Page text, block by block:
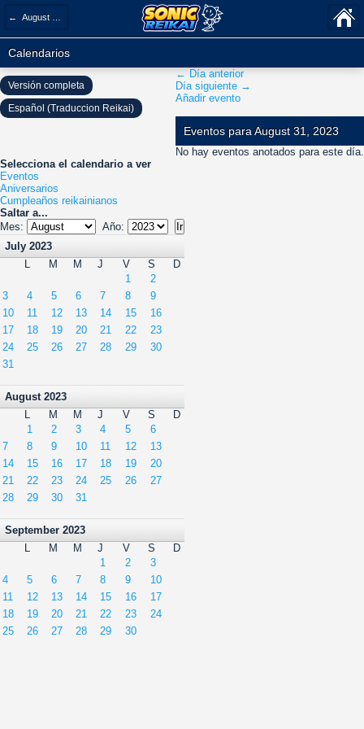
← August 2023
Calendarios
← Día anterior
Día siguiente →
Añadir evento
Eventos para August 31, 2023
No hay eventos anotados para este día.
Selecciona el calendario a ver
Eventos
Aniversarios
Cumpleaños reikainianos
Saltar a...
Mes:
Año:
July 2023
L
M M J V S
D
1
2
3
4 5 6 7 8
9
10
11 12 13 14 15
16
17
18 19 20 21 22
23
24
25 26 27 28 29
30
31
August 2023
L
M M J V S
D
1
2 3 4 5
6
7
8 9 10 11 12
13
14
15 16 17 18 19
20
21
22 23 24 25 26
27
28
29 30 31
September 2023
L
M M J V S
D
1
2
3
4
5 6 7 8 9
10
11
12 13 14 15 16
17
18
19 20 21 22 23
24
25
26 27 28 29 30
Versión completa
Español (Traduccion Reikai)